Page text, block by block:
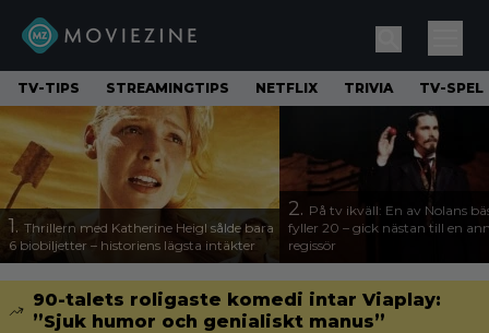
TV-TIPS STREAMINGTIPS NETFLIX TRIVIA TV-SPEL
1. Thrillern med Katherine Heigl sålde bara
6 biobiljetter – historiens lägsta intäkter
2. På tv ikväll: En av Nolans
fyller 20 – gick nästan till en
regissör
90-talets roligaste komedi intar Viaplay:
”Sjuk humor och genialiskt manus”